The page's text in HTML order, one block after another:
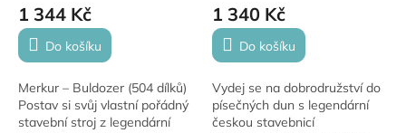
1 344 Kč
Do košíku
Merkur – Buldozer (504 dílků)
Postav si svůj vlastní pořádný
stavební stroj z legendární
1 340 Kč
Do košíku
Vydej se na dobrodružství do
písečných dun s legendární
českou stavebnicí